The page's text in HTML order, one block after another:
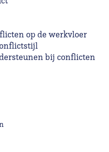
op de werkvloer
bij conflicten